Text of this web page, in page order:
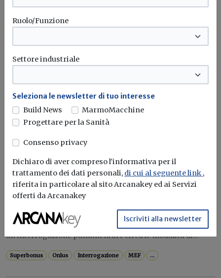
Superbonus per interventi Onlus: come
si calcolano i limiti di spesa?
Il Ministero dell'Economia ha risposto a
un'interrogazione parlamentare circa le modalità di...
Superbonus Onlus Interrogazione MEF ...
Ruolo/Funzione
Settore industriale
Seleziona le newsletter di tuo interesse
Build News
MarmoMacchine
Progettare per la Sanità
Consenso privacy
Dichiaro di aver compreso l'informativa per il
trattamento dei dati personali, di cui al seguente link ,
riferita in particolare al sito Arcanakey ed ai Servizi
offerti da Arcanakey
Iscriviti alla newsletter